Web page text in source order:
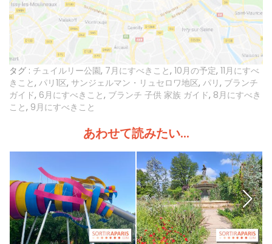
タグ : チュイルリー公園, 7月にすべきこと, 10月の予定, 11月にすべ
きこと, パリ1区, サンジェルマン・リュセロワ地区, パリ, ブランチ
ガイド, 6月にすべきこと, ブランチ 子供 家族 ガイド, 8月にすべき
こと, 9月にすべきこと
あわせて読みたい...